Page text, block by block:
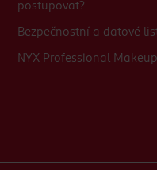
postupovat?
Bezpečnostní a datové
NYX Professional Makeup